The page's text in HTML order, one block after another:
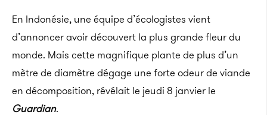
En Indonésie, une équipe d’écologistes vient
d’annoncer avoir découvert la plus grande fleur du
monde. Mais cette magnifique plante de plus d’un
mètre de diamètre dégage une forte odeur de viande
en décomposition, révélait le jeudi 8 janvier le
Guardian.